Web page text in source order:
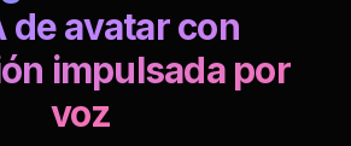
de avatar con
impulsada por
voz